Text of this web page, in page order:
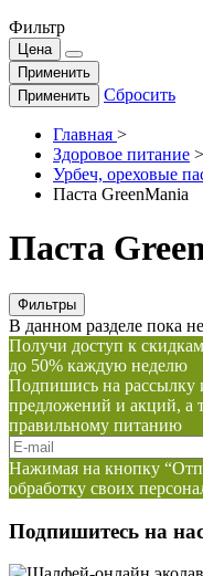
Фильтр
Цена
Применить
Применить
Сбросить
Главная >
Здоровое питание >
Урбеч, ореховые
Паста GreenMania
Паста
Фильтры
В данном разделе пока
Получи доступ к скидкам
до 50% каждую неделю
Подпишись на рассылку
предложений и акций, а
правильному питанию
Нажимая на кнопку
обработку своих
Подпишитесь на